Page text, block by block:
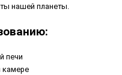
нашей планеты.
печи
камере